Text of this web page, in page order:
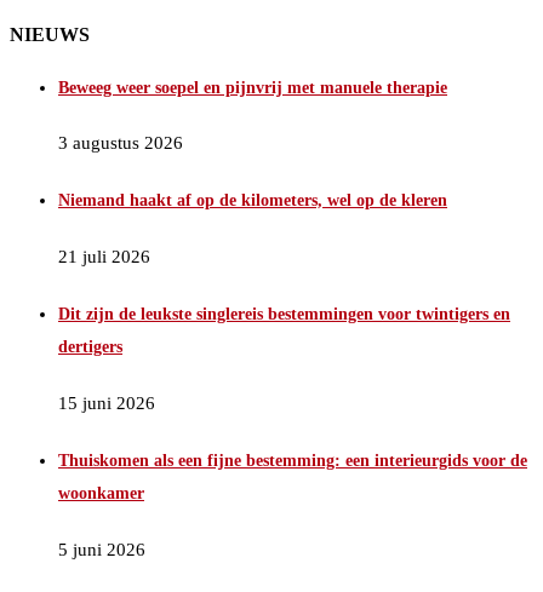
NIEUWS
Beweeg weer soepel en pijnvrij met manuele therapie
3 augustus 2026
Niemand haakt af op de kilometers, wel op de kleren
21 juli 2026
Dit zijn de leukste singlereis bestemmingen voor twintigers en
dertigers
15 juni 2026
Thuiskomen als een fijne bestemming: een interieurgids voor de
woonkamer
5 juni 2026